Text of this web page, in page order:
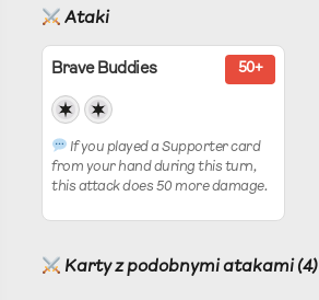
Ataki
Brave Buddies 50+
If you played a Supporter card
from your hand during this turn,
this attack does 50 more damage.
Karty z podobnymi atakami (4)